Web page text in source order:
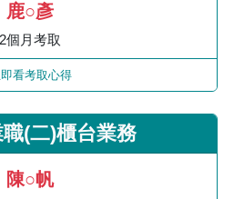
鹿○彥
2個月考取
看考取心得
(二)櫃台業務
陳○帆